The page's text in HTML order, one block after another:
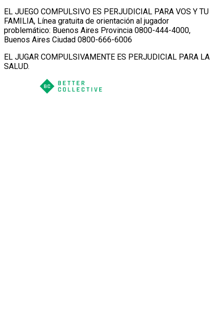
EL JUEGO COMPULSIVO ES PERJUDICIAL PARA VOS Y TU
FAMILIA, Línea gratuita de orientación al jugador
problemático: Buenos Aires Provincia 0800-444-4000,
Buenos Aires Ciudad 0800-666-6006
EL JUGAR COMPULSIVAMENTE ES PERJUDICIAL PARA LA
SALUD.